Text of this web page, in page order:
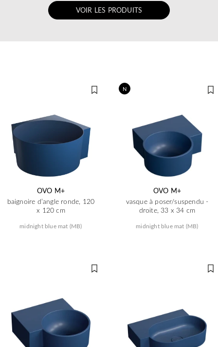
VOIR LES PRODUITS
OVO M+
baignoire d’angle ronde, 120
x 120 cm
midnight blue mat (MB)
N
OVO M+
vasque à poser/suspendu -
droite, 33 x 34 cm
midnight blue mat (MB)